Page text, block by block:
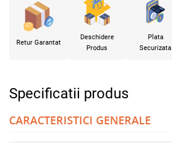
Retur Garantat
Deschidere
Produs
Plata
Securizata
Specificatii produs
CARACTERISTICI GENERALE